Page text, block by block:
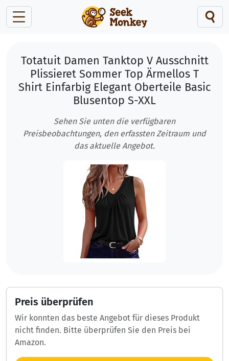
Totatuit Damen Tanktop V Ausschnitt
Plissieret Sommer Top Ärmellos T
Shirt Einfarbig Elegant Oberteile Basic
Blusentop S-XXL
Sehen Sie unten die verfügbaren
Preisbeobachtungen, den erfassten Zeitraum und
das aktuelle Angebot.
Preis überprüfen
Wir konnten das beste Angebot für dieses Produkt
nicht finden. Bitte überprüfen Sie den Preis bei
Amazon.